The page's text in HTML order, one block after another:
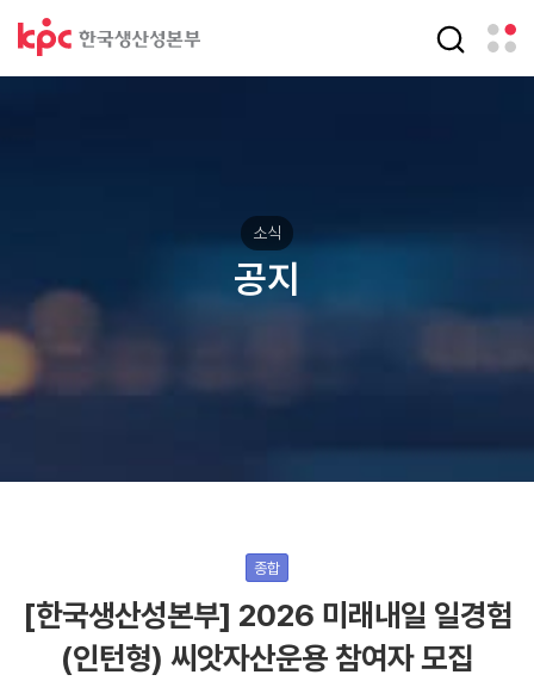
소식
공지
종합
[한국생산성본부] 2026 미래내일 일경험
(인턴형) 씨앗자산운용 참여자 모집